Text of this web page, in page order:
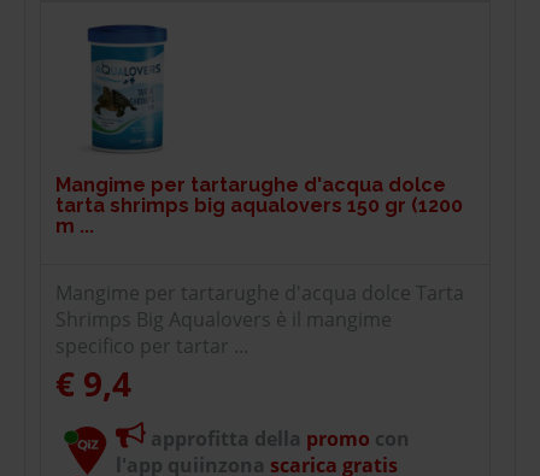
Mangime per tartarughe d'acqua dolce
tarta shrimps big aqualovers 150 gr (1200
m ...
Mangime per tartarughe d'acqua dolce Tarta
Shrimps Big Aqualovers è il mangime
specifico per tartar ...
€ 9,4
approfitta della promo con
l'app quiinzona scarica gratis